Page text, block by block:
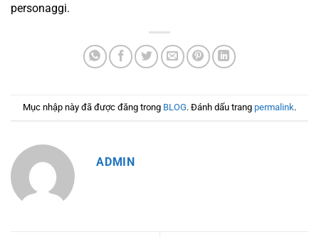
personaggi.
Mục nhập này đã được đăng trong BLOG. Đánh dấu trang permalink.
ADMIN